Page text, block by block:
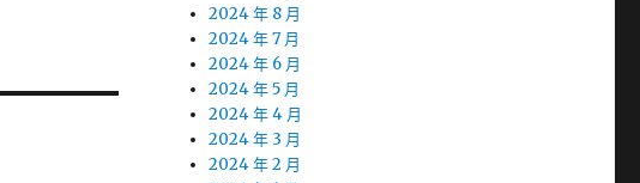
2024 年 8 月
2024 年 7 月
2024 年 6 月
2024 年 5 月
2024 年 4 月
2024 年 3 月
2024 年 2 月